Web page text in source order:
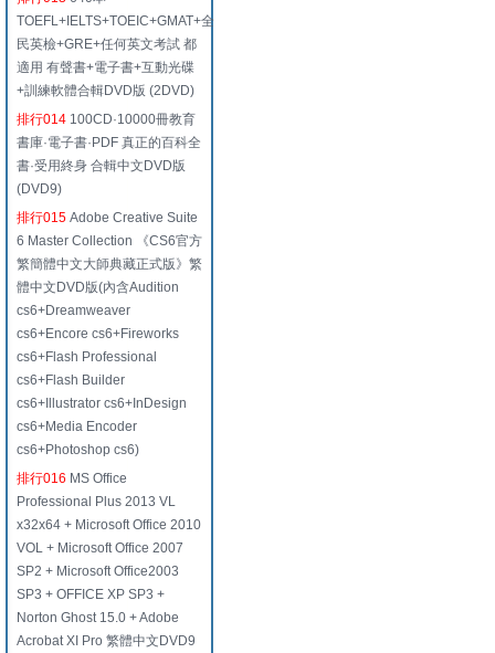
TOEFL+IELTS+TOEIC+GMAT+全
民英檢+GRE+任何英文考試 都
適用 有聲書+電子書+互動光碟
+訓練軟體合輯DVD版 (2DVD)
排行014 100CD·10000冊教育
書庫·電子書·PDF 真正的百科全
書·受用終身 合輯中文DVD版
(DVD9)
排行015 Adobe Creative Suite
6 Master Collection 《CS6官方
繁簡體中文大師典藏正式版》繁
體中文DVD版(內含Audition
cs6+Dreamweaver
cs6+Encore cs6+Fireworks
cs6+Flash Professional
cs6+Flash Builder
cs6+Illustrator cs6+InDesign
cs6+Media Encoder
cs6+Photoshop cs6)
排行016 MS Office
Professional Plus 2013 VL
x32x64 + Microsoft Office 2010
VOL + Microsoft Office 2007
SP2 + Microsoft Office2003
SP3 + OFFICE XP SP3 +
Norton Ghost 15.0 + Adobe
Acrobat XI Pro 繁體中文DVD9